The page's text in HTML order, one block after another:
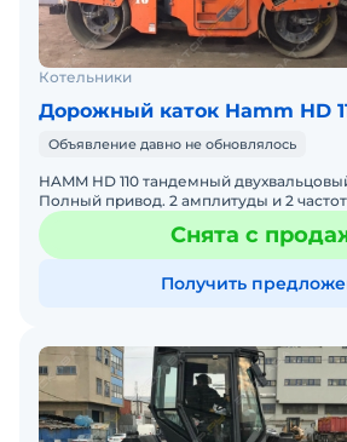
Котельники
Дорожный каток Hamm HD
Объявление давно не обновлялось
HAMM HD 110 тандемный
Полный привод. 2 амплитуды и 2
Полностью исправен, обслужен. За
Снята с
Получить